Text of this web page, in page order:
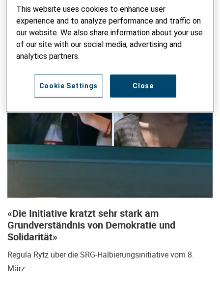
«Die Initiative kratzt sehr stark am
Grundverständnis von Demokratie und
Solidarität»
Regula Rytz über die SRG-Halbierungsinitiative vom 8.
März
This website uses cookies to enhance user
experience and to analyze performance and traffic on
our website. We also share information about your use
of our site with our social media, advertising and
analytics partners.
Close
Cookie Settings